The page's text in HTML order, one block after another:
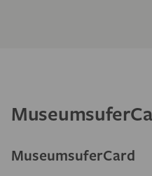
MuseumsuferCard